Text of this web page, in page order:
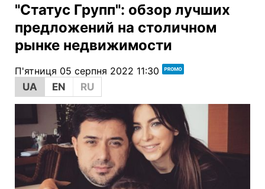
"Статус Групп": обзор лучших
предложений на столичном
рынке недвижимости
П'ятниця 05 серпня 2022 11:30
UA
EN RU